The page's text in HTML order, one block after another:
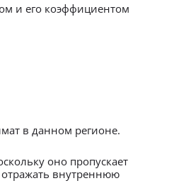
и его коэффициентом
в данном регионе.
оно пропускает
отражать внутреннюю